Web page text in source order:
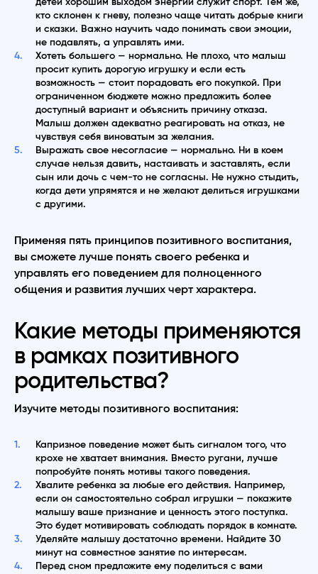
детей хорошим выходом энергии служит спорт. Тем же,
кто склонен к гневу, полезно чаще читать добрые книги
и сказки. Важно научить чадо понимать свои эмоции,
не подавлять, а управлять ими.
Хотеть большего — нормально. Не плохо, что малыш
просит купить дорогую игрушку и если есть
возможность — стоит порадовать его покупкой. При
ограниченном бюджете можно предложить более
доступный вариант и объяснить причину отказа.
Малыш должен адекватно реагировать на отказ, не
чувствуя себя виноватым за желания.
Выражать свое несогласие — нормально. Ни в коем
случае нельзя давить, настаивать и заставлять, если
сын или дочь с чем-то не согласны. Не нужно стыдить,
когда дети упрямятся и не желают делиться игрушками
с другими.
Применяя пять принципов позитивного воспитания,
вы сможете лучше понять своего ребенка и
управлять его поведением для полноценного
общения и развития лучших черт характера.
Какие методы применяются
в рамках позитивного
родительства?
Изучите методы позитивного воспитания:
Капризное поведение может быть сигналом того, что
крохе не хватает внимания. Вместо ругани, лучше
попробуйте понять мотивы такого поведения.
Хвалите ребенка за любые его действия. Например,
если он самостоятельно собрал игрушки — покажите
малышу ваше признание и ценность этого поступка.
Это будет мотивировать соблюдать порядок в комнате.
Уделяйте малышу достаточно времени. Найдите 30
минут на совместное занятие по интересам.
Перед сном предложите ему поделиться с вами